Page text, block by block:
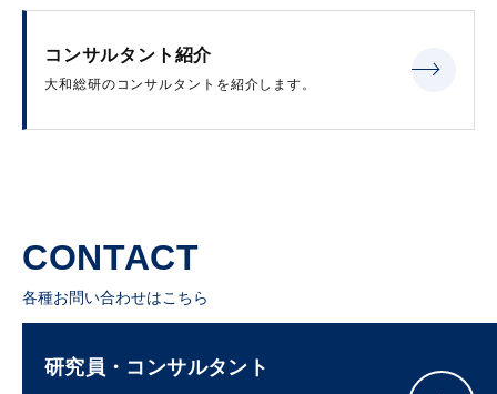
コンサルタント紹介
大和総研のコンサルタントを紹介します。
CONTACT
各種お問い合わせはこちら
研究員・コンサルタント